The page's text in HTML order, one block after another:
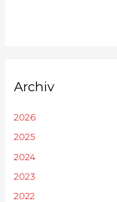
Archiv
2026
2025
2024
2023
2022